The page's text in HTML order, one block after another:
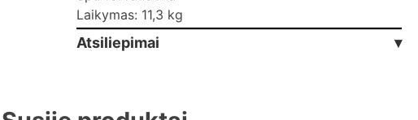
Laikymas: 11,3 kg
Atsiliepimai ▾